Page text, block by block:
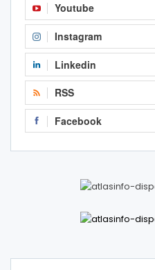
Youtube
Instagram
Linkedin
RSS
Facebook